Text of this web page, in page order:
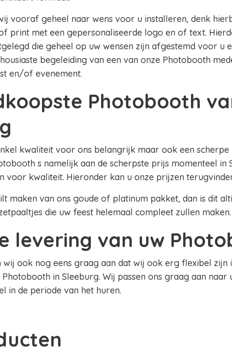
vooraf geheel naar wens voor u installeren, denk
print met een gepersonaliseerde logo en of text.
die geheel op uw wensen zijn afgestemd voor u
begeleiding van een van onze Photobooth
en/of evenement.
Photobooth
kwaliteit voor ons belangrijk maar ook een scherpe
s namelijk aan de scherpste prijs momenteel in
voor kwaliteit. Hieronder kan u onze prijzen
maken van ons goude of platinum pakket, dan is dit
die uw feest helemaal compleet zullen maken.
levering van uw
wij ook nog eens graag aan dat wij ook erg flexibel zijn
in Sleeburg. Wij passen ons graag aan naar
in de periode van het huren.